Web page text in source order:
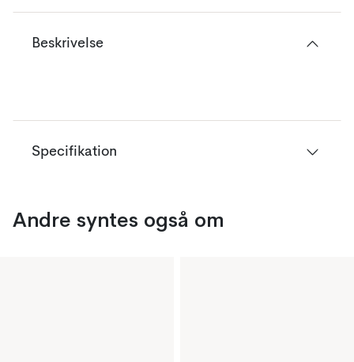
Beskrivelse
Specifikation
Andre syntes også om